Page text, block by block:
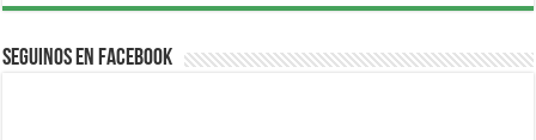
Seguinos en Facebook